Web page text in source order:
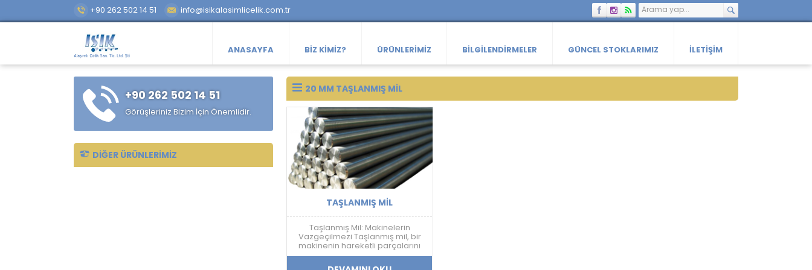
+90 262 502 14 51 info@isikalasimlicelik.com.tr
ANASAYFA BIZ KIMIZ? ÜRÜNLERIMIZ BILGILENDIRMELER GÜNCEL STOKLARIMIZ İLETIŞIM
20 MM TAŞLANMIŞ MIL
TAŞLANMIŞ MIL
Taşlanmış Mil: Makinelerin
Vazgeçilmezi Taşlanmış mil, bir
makinenin hareketli parçalarını
birbirine bağlayan, aşınmaya ve
yıpranmaya dayanıklı bir
+90 262 502 14 51
Görüşleriniz Bizim İçin Önemlidir.
DIĞER ÜRÜNLERIMIZ